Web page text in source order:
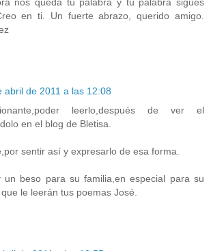
en ti. Un fuerte abrazo, querido amigo.
abril de 2011 a las 12:08
leerlo,después de ver el
en el blog de Bletisa.
sentir así y expresarlo de esa forma.
un beso para su familia,en especial para su
le leerán tus poemas José.